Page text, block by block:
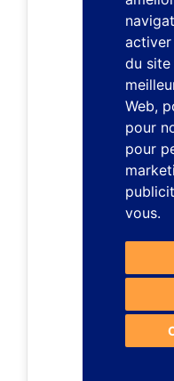
du site
Web,
pour
pour
vous.